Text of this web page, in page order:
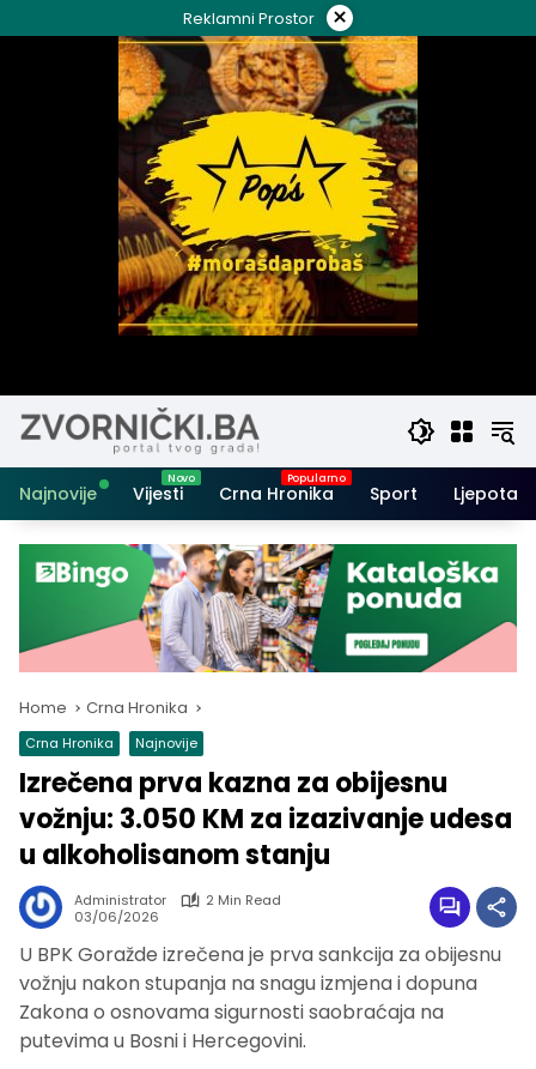
to
Reklamni Prostor ×
Najnovije Vijesti Crna Hronika Sport Ljepota i
Home Crna Hronika
Crna Hronika Najnovije
Izrečena prva kazna za obijesnu
vožnju: 3.050 KM za izazivanje udesa
u alkoholisanom stanju
Administrator
2 Min Read
03/06/2026
U BPK Goražde izrečena je prva sankcija za obijesnu
vožnju nakon stupanja na snagu izmjena i dopuna
Zakona o osnovama sigurnosti saobraćaja na
putevima u Bosni i Hercegovini.